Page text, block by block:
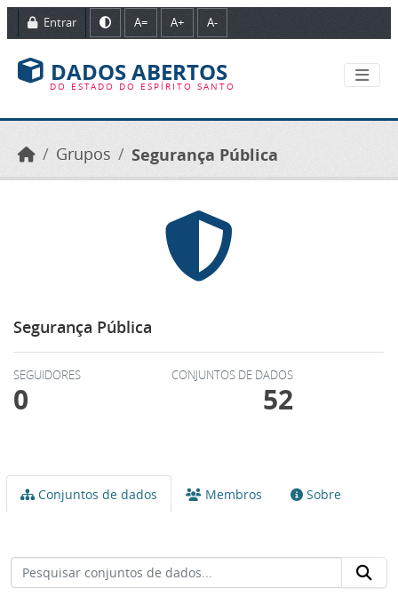
Ir para o conteúdo principal
Entrar A= A+ A-
DADOS ABERTOS
DO ESTADO DO ESPÍRITO SANTO
Grupos Segurança Pública
Segurança Pública
SEGUIDORES
0
CONJUNTOS DE DADOS
52
Conjuntos de dados Membros Sobre